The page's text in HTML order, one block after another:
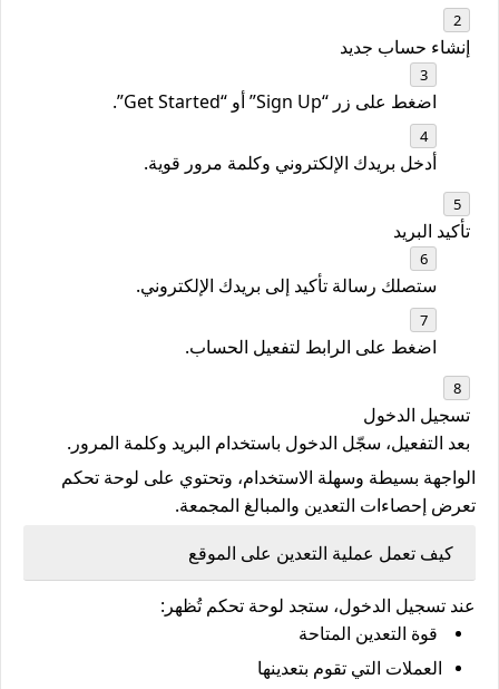
إنشاء حساب جديد
اضغط على زر “Sign Up” أو “Get Started”.
أدخل بريدك الإلكتروني وكلمة مرور قوية.
تأكيد البريد
ستصلك رسالة تأكيد إلى بريدك الإلكتروني.
اضغط على الرابط لتفعيل الحساب.
تسجيل الدخول
بعد التفعيل، سجّل الدخول باستخدام البريد وكلمة المرور.
الواجهة بسيطة وسهلة الاستخدام، وتحتوي على لوحة تحكم
تعرض إحصاءات التعدين والمبالغ المجمعة.
كيف تعمل عملية التعدين على الموقع
عند تسجيل الدخول، ستجد لوحة تحكم تُظهر:
قوة التعدين المتاحة
العملات التي تقوم بتعدينها